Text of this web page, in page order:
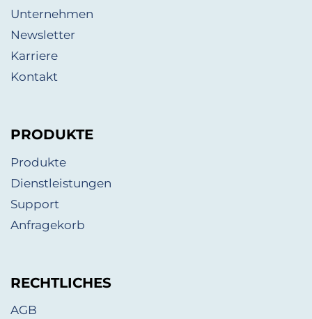
Unternehmen
Newsletter
Karriere
Kontakt
PRODUKTE
Produkte
Dienstleistungen
Support
Anfragekorb
RECHTLICHES
AGB